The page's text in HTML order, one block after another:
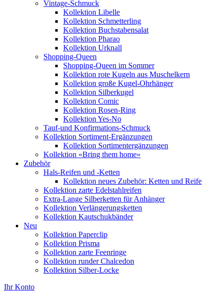
Vintage-Schmuck
Kollektion Libelle
Kollektion Schmetterling
Kollektion Buchstabensalat
Kollektion Pharao
Kollektion Urknall
Shopping-Queen
Shopping-Queen im Sommer
Kollektion rote Kugeln aus Muschelkern
Kollektion große Kugel-Ohrhänger
Kollektion Silberkugel
Kollektion Comic
Kollektion Rosen-Ring
Kollektion Yes-No
Tauf-und Konfirmations-Schmuck
Kollektion Sortiment-Ergänzungen
Kollektion Sortimentergänzungen
Kollektion «Bring them home»
Zubehör
Hals-Reifen und -Ketten
Kollektion neues Zubehör: Ketten und Reife
Kollektion zarte Edelstahlreifen
Extra-Lange Silberketten für Anhänger
Kollektion Verlängerungsketten
Kollektion Kautschukbänder
Neu
Kollektion Paperclip
Kollektion Prisma
Kollektion zarte Feenringe
Kollektion runder Chalcedon
Kollektion Silber-Locke
Ihr Konto